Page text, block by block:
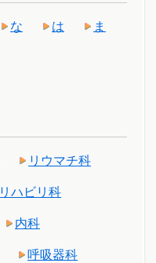
な は ま
リウマチ科
リハビリ科
内科
呼吸器科